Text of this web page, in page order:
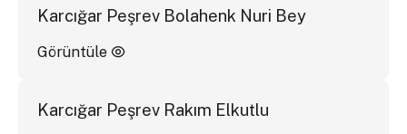
Karcığar Peşrev Bolahenk Nuri Bey
Görüntüle
Karcığar Peşrev Rakım Elkutlu